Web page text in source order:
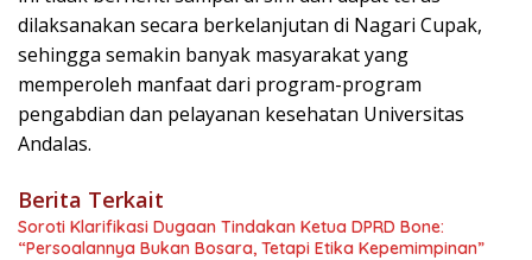
dilaksanakan secara berkelanjutan di Nagari Cupak,
sehingga semakin banyak masyarakat yang
memperoleh manfaat dari program-program
pengabdian dan pelayanan kesehatan Universitas
Andalas.
Berita Terkait
Soroti Klarifikasi Dugaan Tindakan Ketua DPRD Bone:
“Persoalannya Bukan Bosara, Tetapi Etika Kepemimpinan”